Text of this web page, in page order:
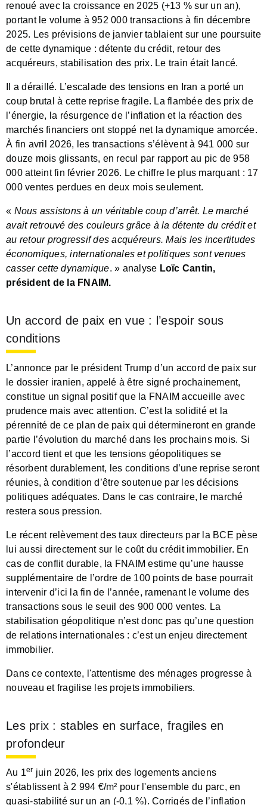
renoué avec la croissance en 2025 (+13 % sur un an),
portant le volume à 952 000 transactions à fin décembre
2025. Les prévisions de janvier tablaient sur une poursuite
de cette dynamique : détente du crédit, retour des
acquéreurs, stabilisation des prix. Le train était lancé.
Il a déraillé. L’escalade des tensions en Iran a porté un
coup brutal à cette reprise fragile. La flambée des prix de
l’énergie, la résurgence de l’inflation et la réaction des
marchés financiers ont stoppé net la dynamique amorcée.
À fin avril 2026, les transactions s’élèvent à 941 000 sur
douze mois glissants, en recul par rapport au pic de 958
000 atteint fin février 2026. Le chiffre le plus marquant : 17
000 ventes perdues en deux mois seulement.
« Nous assistons à un véritable coup d’arrêt. Le marché
avait retrouvé des couleurs grâce à la détente du crédit et
au retour progressif des acquéreurs. Mais les incertitudes
économiques, internationales et politiques sont venues
casser cette dynamique. » analyse Loïc Cantin,
président de la FNAIM.
Un accord de paix en vue : l’espoir sous
conditions
L’annonce par le président Trump d’un accord de paix sur
le dossier iranien, appelé à être signé prochainement,
constitue un signal positif que la FNAIM accueille avec
prudence mais avec attention. C’est la solidité et la
pérennité de ce plan de paix qui détermineront en grande
partie l’évolution du marché dans les prochains mois. Si
l’accord tient et que les tensions géopolitiques se
résorbent durablement, les conditions d’une reprise seront
réunies, à condition d’être soutenue par les décisions
politiques adéquates. Dans le cas contraire, le marché
restera sous pression.
Le récent relèvement des taux directeurs par la BCE pèse
lui aussi directement sur le coût du crédit immobilier. En
cas de conflit durable, la FNAIM estime qu’une hausse
supplémentaire de l’ordre de 100 points de base pourrait
intervenir d’ici la fin de l’année, ramenant le volume des
transactions sous le seuil des 900 000 ventes. La
stabilisation géopolitique n’est donc pas qu’une question
de relations internationales : c’est un enjeu directement
immobilier.
Dans ce contexte, l'attentisme des ménages progresse à
nouveau et fragilise les projets immobiliers.
Les prix : stables en surface, fragiles en
profondeur
Au 1er juin 2026, les prix des logements anciens
s'établissent à 2 994 €/m² pour l'ensemble du parc, en
quasi-stabilité sur un an (-0,1 %). Corrigés de l’inflation